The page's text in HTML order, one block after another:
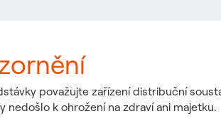
považujte zařízení distribuční
nedošlo k ohrožení na zdraví ani majetku.